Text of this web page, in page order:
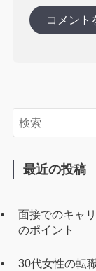
最近の投稿
面接でのキャ
のポイント
30代女性の転